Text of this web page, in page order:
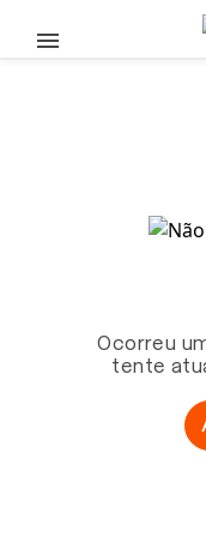
Pular para o conteúdo
Ocorreu
tente